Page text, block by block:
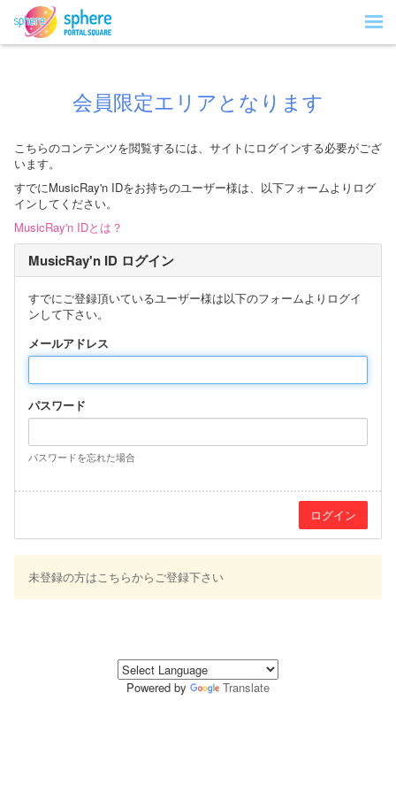
会員限定エリアとなります
こちらのコンテンツを閲覧するには、サイトにログインする必要がござ
います。
すでにMusicRay'n IDをお持ちのユーザー様は、以下フォームよりログ
インしてください。
MusicRay'n IDとは？
MusicRay'n ID ログイン
すでにご登録頂いているユーザー様は以下のフォームよりログイ
ンして下さい。
メールアドレス
パスワード
パスワードを忘れた場合
未登録の方はこちらからご登録下さい
Powered by Translate